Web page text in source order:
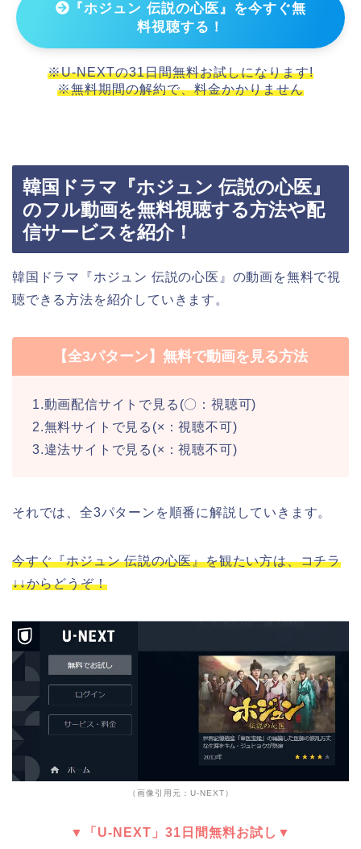
『ホジュン 伝説の心医』を今すぐ無
料視聴する！
※U-NEXTの31日間無料お試しになります!
※無料期間の解約で、料金かかりません
韓国ドラマ『ホジュン 伝説の心医』
のフル動画を無料視聴する方法や配
信サービスを紹介！
韓国ドラマ『ホジュン 伝説の心医』の動画を無料で視
聴できる方法を紹介していきます。
【全3パターン】無料で動画を見る方法
1.動画配信サイトで見る(〇：視聴可)
2.無料サイトで見る(×：視聴不可)
3.違法サイトで見る(×：視聴不可)
それでは、全3パターンを順番に解説していきます。
今すぐ『ホジュン 伝説の心医』を観たい方は、コチラ
↓↓からどうぞ！
（画像引用元：U-NEXT）
▼「U-NEXT」31日間無料お試し▼